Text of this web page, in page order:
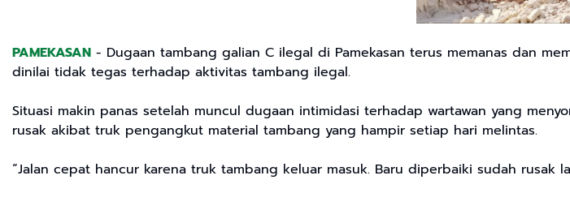
PAMEKASAN - Dugaan tambang galian C ilegal di Pamekasan terus memanas dan
dinilai tidak tegas terhadap aktivitas tambang ilegal.
Situasi makin panas setelah muncul dugaan intimidasi terhadap wartawan yang
rusak akibat truk pengangkut material tambang yang hampir setiap hari melintas.
“Jalan cepat hancur karena truk tambang keluar masuk. Baru diperbaiki sudah rusak